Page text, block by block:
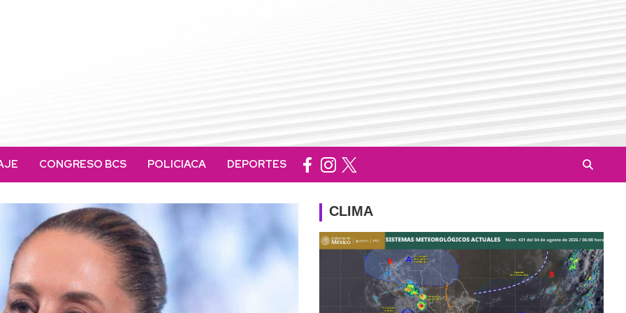
CONGRESO BCS POLICIACA DEPORTES
CLIMA